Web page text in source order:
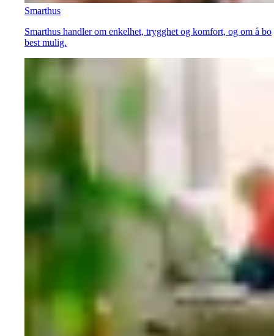
Smarthus
Smarthus handler om enkelhet, trygghet og komfort, og om å bo
best mulig.